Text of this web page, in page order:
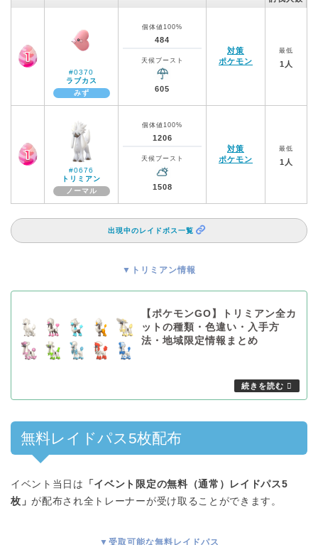
#0370
ラブカス
みず
個体値100%
484
天候ブースト
605
対策
ポケモン
最低
1人
#0676
トリミアン
ノーマル
個体値100%
1206
天候ブースト
1508
対策
ポケモン
最低
1人
出現中のレイドボス一覧
▼トリミアン情報
【ポケモンGO】トリミアン全カ
ットの種類・色違い・入手方
法・地域限定情報まとめ
無料レイドパス5枚配布
イベント当日は
「イベント限定の無料（通常）レイドパス5
枚」が配布され全トレーナーが受け取ることができます。
▼受取可能な無料レイドパス